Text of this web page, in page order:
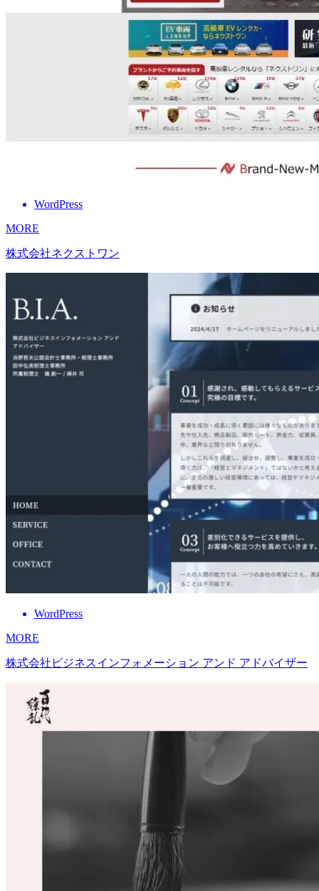
WordPress
MORE
株式会社ネクストワン
WordPress
MORE
株式会社ビジネスインフォメーション アンド アドバイザー